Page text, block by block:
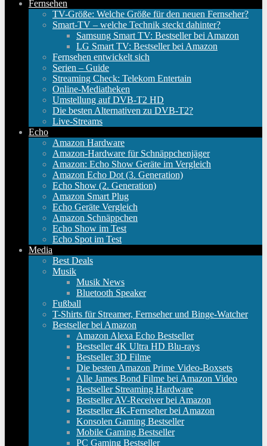
Fernsehen
TV-Größe: Welche Größe für den neuen Fernseher?
Smart-TV – welche Technik steckt dahinter?
Samsung Smart TV: Bestseller bei Amazon
LG Smart TV: Bestseller bei Amazon
Fernsehen entwickelt sich
Serien – Guide
Streaming Check: Telekom Entertain
Online-Mediatheken
Umstellung auf DVB-T2 HD
Die besten Alternativen zu DVB-T2?
Live-Streams
Echo
Amazon Hardware
Amazon-Hardware für Schnäppchenjäger
Amazon: Echo Show Geräte im Vergleich
Amazon Echo Dot (3. Generation)
Echo Show (2. Generation)
Amazon Smart Plug
Echo Geräte Vergleich
Amazon Schnäppchen
Echo Show im Test
Echo Spot im Test
Media
Best Deals
Musik
Musik News
Bluetooth Speaker
Fußball
T-Shirts für Streamer, Fernseher und Binge-Watcher
Bestseller bei Amazon
Amazon Alexa Echo Bestseller
Bestseller 4K Ultra HD Blu-rays
Bestseller 3D Filme
Die besten Amazon Prime Video-Boxsets
Alle James Bond Filme bei Amazon Video
Bestseller Streaming Hardware
Bestseller AV-Receiver bei Amazon
Bestseller 4K-Fernseher bei Amazon
Konsolen Gaming Bestseller
Mobile Gaming Bestseller
PC Gaming Bestseller